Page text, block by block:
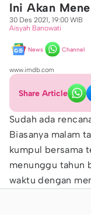
Ini Akan
30 Des 2021, 19:00 WIB
Aisyah Banowati
News Channel
www.imdb.com
Share Article
Sudah ada
Biasanya malam
kumpul bersama
menunggu tahun
waktu dengan